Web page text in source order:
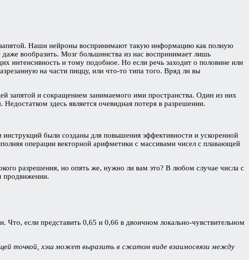
запятой. Наши нейроны воспринимают такую информацию как полную
даже вообразить. Мозг большинства из нас воспринимает лишь
интенсивность и тому подобное. Но если речь заходит о половине или
на части пиццу, или что-то типа того. Вряд ли вы
запятой и сокращением занимаемого ими пространства. Один из них
здесь является очевидная потеря в разрешении.
были созданы для повышения эффективности и ускоренной
операции векторной арифметики с массивами чисел с плавающей
разрешения, но опять же, нужно ли вам это? В любом случае числа с
продвижении.
если представить 0,65 и 0,66 в двоичном локально-чувствительном
точкой, хэш может выразить в сжатом виде взаимосвязи между